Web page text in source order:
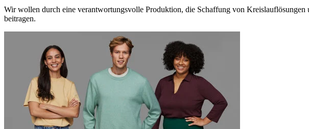
Wir wollen durch eine verantwortungsvolle Produktion, die Schaffung von
beitragen.